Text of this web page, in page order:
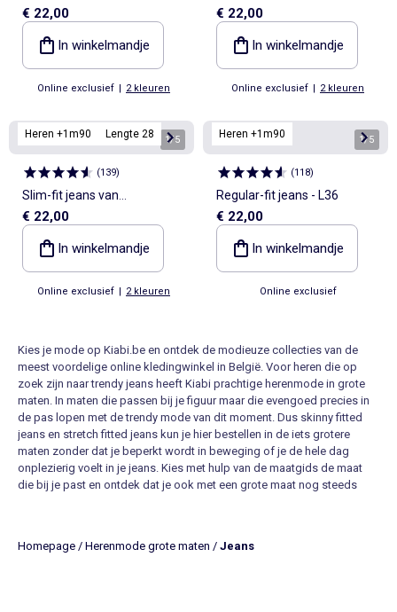
€ 22,00
In winkelmandje
Online exclusief | 2 kleuren
€ 22,00
In winkelmandje
Online exclusief | 2 kleuren
Heren +1m90 Lengte 28 1/5
(139)
Slim-fit jeans van
stretchkatoen - L38
€ 22,00
In winkelmandje
Online exclusief | 2 kleuren
Heren +1m90 1/5
(118)
Regular-fit jeans - L36
€ 22,00
In winkelmandje
Online exclusief
Kies je mode op Kiabi.be en ontdek de modieuze collecties van de
meest voordelige online kledingwinkel in België. Voor heren die op
zoek zijn naar trendy jeans heeft Kiabi prachtige herenmode in grote
maten. In maten die passen bij je figuur maar die evengoed precies in
de pas lopen met de trendy mode van dit moment. Dus skinny fitted
jeans en stretch fitted jeans kun je hier bestellen in de iets grotere
maten zonder dat je beperkt wordt in beweging of je de hele dag
onplezierig voelt in je jeans. Kies met hulp van de maatgids de maat
die bij je past en ontdek dat je ook met een grote maat nog steeds
te gaan.
Homepage / Herenmode grote maten / Jeans